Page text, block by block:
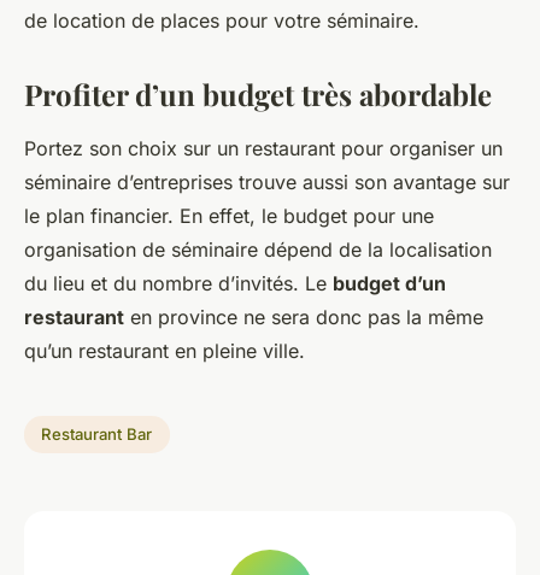
de location de places pour votre séminaire.
Profiter d’un budget très abordable
Portez son choix sur un restaurant pour organiser un
séminaire d’entreprises trouve aussi son avantage sur
le plan financier. En effet, le budget pour une
organisation de séminaire dépend de la localisation
du lieu et du nombre d’invités. Le budget d’un
restaurant en province ne sera donc pas la même
qu’un restaurant en pleine ville.
Restaurant Bar